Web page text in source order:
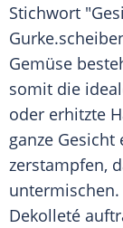
Stichwort
Gurke
Gemüse
somit die
oder erhitzte
ganze Gesicht
zerstampfen,
untermischen.
Dekolleté